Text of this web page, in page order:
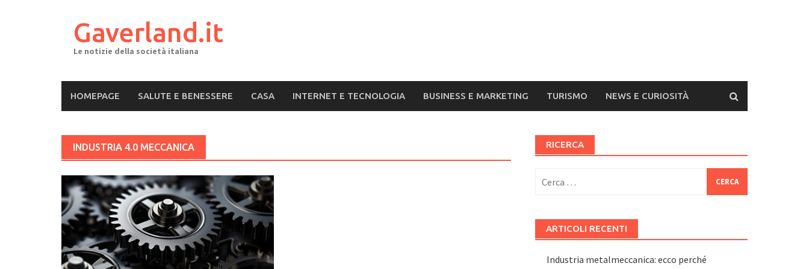
Gaverland.it
Le notizie della società italiana
HOMEPAGE SALUTE E BENESSERE CASA INTERNET E TECNOLOGIA BUSINESS E MARKETING TURISMO NEWS E CURIOSITÀ
INDUSTRIA 4.0 MECCANICA RICERCA
per:
ARTICOLI RECENTI
Industria metalmeccanica: ecco perché